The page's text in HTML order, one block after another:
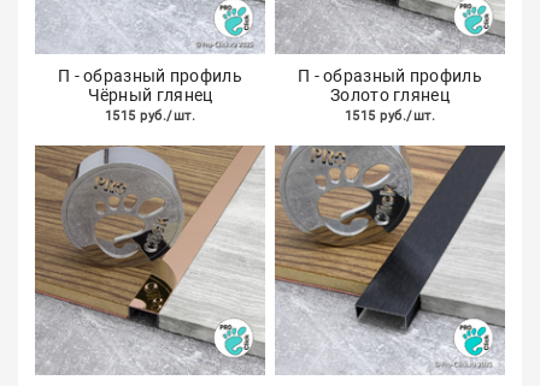
П - образный профиль
Чёрный глянец
1515 руб./шт.
П - образный профиль
Золото глянец
1515 руб./шт.